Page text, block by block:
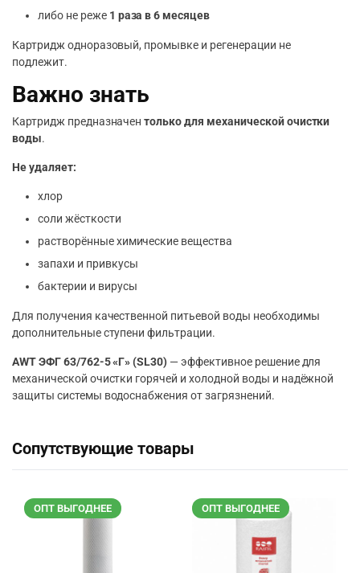
либо не реже 1 раза в 6 месяцев
Картридж одноразовый, промывке и регенерации не
подлежит.
Важно знать
Картридж предназначентолько для механической очистки
воды.
Не удаляет:
хлор
соли жёсткости
растворённые химические вещества
запахи и привкусы
бактерии и вирусы
Для получения качественной питьевой воды необходимы
дополнительные ступени фильтрации.
AWT ЭФГ 63/762-5 «Г» (SL30) — эффективное решение для
механической очистки горячей и холодной воды и надёжной
защиты системы водоснабжения от загрязнений.
Сопутствующие товары
ОПТ ВЫГОДНЕЕ ОПТ ВЫГОДНЕЕ